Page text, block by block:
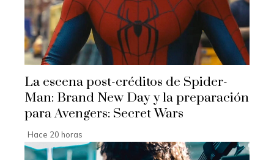
La escena post-créditos de Spider-
Man: Brand New Day y la preparación
para Avengers: Secret Wars
Hace 20 horas